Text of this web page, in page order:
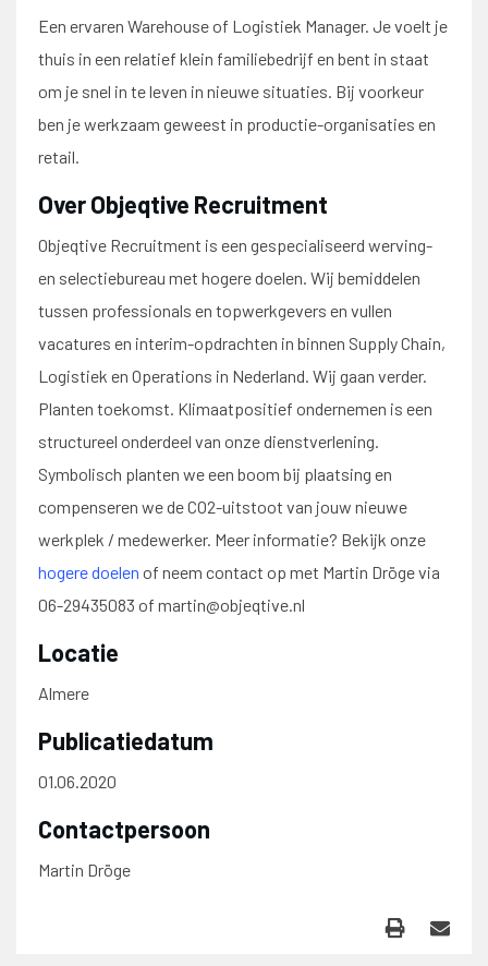
Een ervaren Warehouse of Logistiek Manager. Je voelt je
thuis in een relatief klein familiebedrijf en bent in staat
om je snel in te leven in nieuwe situaties. Bij voorkeur
ben je werkzaam geweest in productie-organisaties en
retail.
Over Objeqtive Recruitment
Objeqtive Recruitment is een gespecialiseerd werving-
en selectiebureau met hogere doelen. Wij bemiddelen
tussen professionals en topwerkgevers en vullen
vacatures en interim-opdrachten in binnen Supply Chain,
Logistiek en Operations in Nederland. Wij gaan verder.
Planten toekomst. Klimaatpositief ondernemen is een
structureel onderdeel van onze dienstverlening.
Symbolisch planten we een boom bij plaatsing en
compenseren we de CO2-uitstoot van jouw nieuwe
werkplek / medewerker. Meer informatie? Bekijk onze
hogere doelen of neem contact op met Martin Dröge via
06-29435083 of martin@objeqtive.nl
Locatie
Almere
Publicatiedatum
01.06.2020
Contactpersoon
Martin Dröge